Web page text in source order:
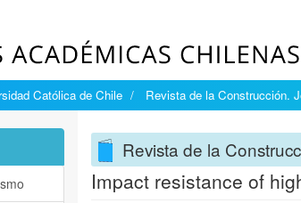
Católica de Chile Revista de la Construcción.
Revista de la
Impact resistance of